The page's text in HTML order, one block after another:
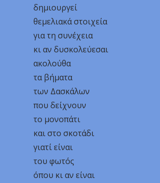
δημιουργεί
θεμελιακά στοιχεία
για τη συνέχεια
κι αν δυσκολεύεσαι
ακολούθα
τα βήματα
των Δασκάλων
που δείχνουν
το μονοπάτι
και στο σκοτάδι
γιατί είναι
του φωτός
όπου κι αν είναι